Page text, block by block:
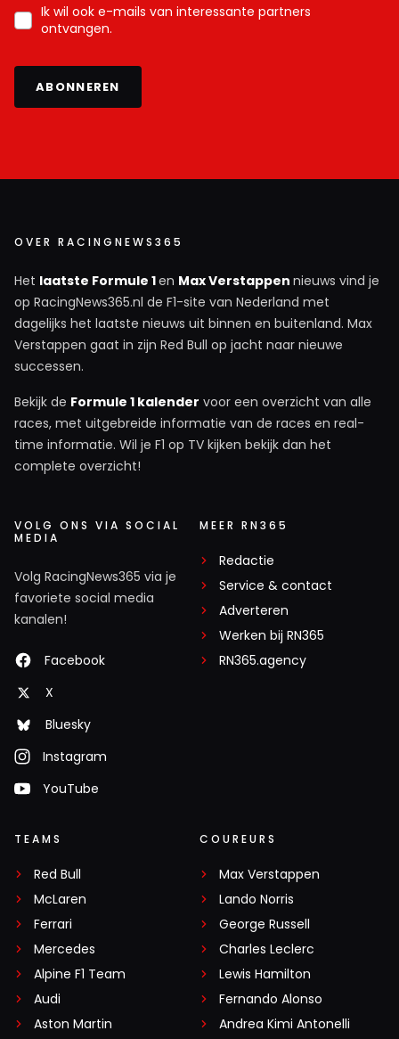
Ik wil ook e-mails van interessante partners
ontvangen.
ABONNEREN
OVER RACINGNEWS365
Het laatste Formule 1en Max Verstappen nieuws vind je
op RacingNews365.nl de F1-site van Nederland met
dagelijks het laatste nieuws uit binnen en buitenland. Max
Verstappen gaat in zijn Red Bull op jacht naar nieuwe
successen.
Bekijk de Formule 1 kalender voor een overzicht van alle
races, met uitgebreide informatie van de races en real-
time informatie. Wil je F1 op TV kijken bekijk dan het
complete overzicht!
VOLG ONS VIA SOCIAL
MEDIA
Volg RacingNews365 via je
favoriete social media
kanalen!
Facebook
X
Bluesky
Instagram
YouTube
MEER RN365
Redactie
Service & contact
Adverteren
Werken bij RN365
RN365.agency
TEAMS
Red Bull
McLaren
Ferrari
Mercedes
Alpine F1 Team
Audi
Aston Martin
COUREURS
Max Verstappen
Lando Norris
George Russell
Charles Leclerc
Lewis Hamilton
Fernando Alonso
Andrea Kimi Antonelli